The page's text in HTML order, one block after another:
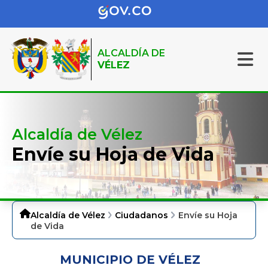
ALCALDÍA DE
VÉLEZ
Alcaldía de Vélez
Envíe su Hoja de Vida
Alcaldía de Vélez Ciudadanos
Envíe su Hoja
de Vida